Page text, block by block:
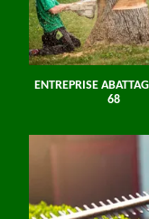
ENTREPRISE
68